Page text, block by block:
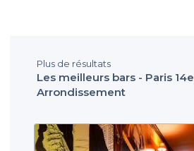
Plus de résultats
Les meilleurs bars - Paris 14e
Arrondissement